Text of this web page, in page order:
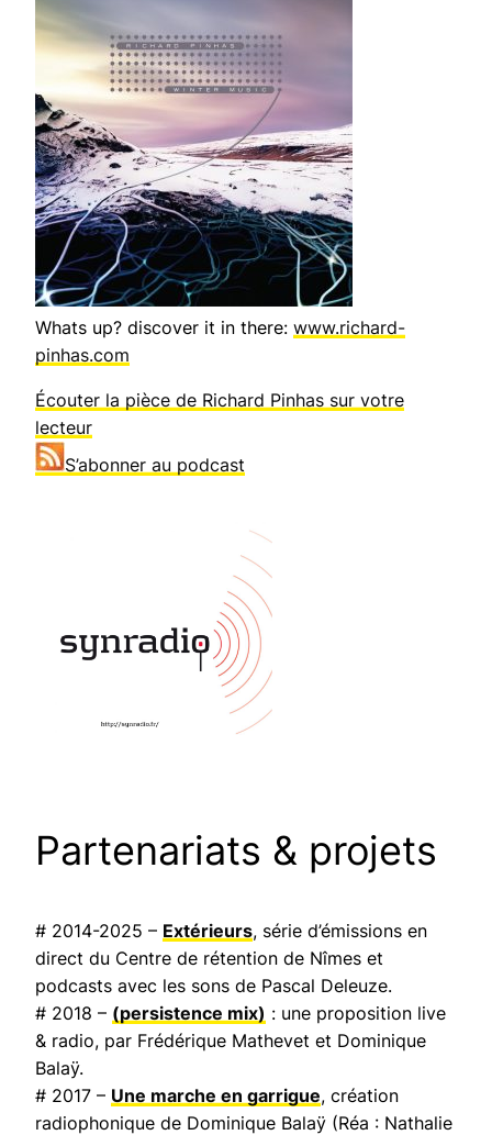
Whats up? discover it in there: www.richard-
pinhas.com
Écouter la pièce de Richard Pinhas sur votre
lecteur
S’abonner au podcast
Partenariats & projets
# 2014-2025 – Extérieurs, série d’émissions en
direct du Centre de rétention de Nîmes et
podcasts avec les sons de Pascal Deleuze.
# 2018 – (persistence mix) : une proposition live
& radio, par Frédérique Mathevet et Dominique
Balaÿ.
# 2017 – Une marche en garrigue, création
radiophonique de Dominique Balaÿ (Réa : Nathalie